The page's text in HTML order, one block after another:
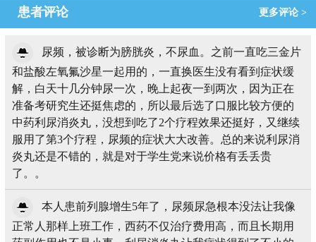
患者评论 更多评论 >
尿频，被诊断为膀胱炎，不尿血。之前一直吃三金片
和盐酸左氧氟沙星一起用的，一直换医生没有看到症状缓
解，白天十几分钟尿一次，晚上起夜一到两次，因为正在
准备考研究生还挺焦虑的，所以最后选了口服比较方便的
中药利尿消炎丸，没想到吃了2个疗程效果还挺好，又继续
服用了第3个疗程，尿频的症状大大改善。总的来说利尿消
炎丸还是不错的，就是对于学生党来说价格有丢丢贵
了。。
本人患前列腺增生5年了，尿频尿急根本没法让我像
正常人那样上班工作，西药不仅治疗费用高，而且长期用